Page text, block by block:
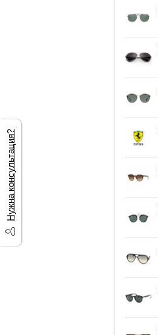
Нужна консультация?